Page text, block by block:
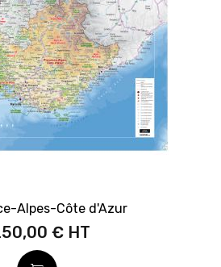
Alpes-Côte d'Azur
€